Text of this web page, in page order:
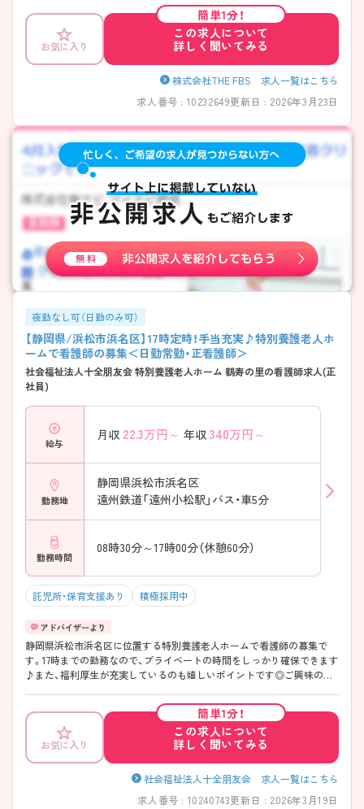
お気に入り
簡単1分！
この求人について
詳しく聞いてみる
株式会社THE FBS 求人一覧はこちら
求人番号 : 10232649更新日 : 2026年3月23日
夜勤なし可（日勤のみ可）
【静岡県/浜松市浜名区】17時定時！手当充実♪特別養護老人ホ
ームで看護師の募集＜日勤常勤・正看護師＞
社会福祉法人十全朋友会 特別養護老人ホーム 鶴寿の里の看護師求人(正
社員)
給与
月収 22.3万円～ 年収 340万円～
勤務地
静岡県浜松市浜名区
遠州鉄道「遠州小松駅」バス・車5分
勤務時間
08時30分～17時00分（休憩60分）
託児所・保育支援あり 積極採用中
静岡県浜松市浜名区に位置する特別養護老人ホームで看護師の募集で
す。17時までの勤務なので、プライベートの時間をしっかり確保できます
♪また、福利厚生が充実しているのも嬉しいポイントです◎ご興味のあ
お気に入り
簡単1分！
この求人について
詳しく聞いてみる
社会福祉法人十全朋友会 求人一覧はこちら
求人番号 : 10240743更新日 : 2026年3月19日